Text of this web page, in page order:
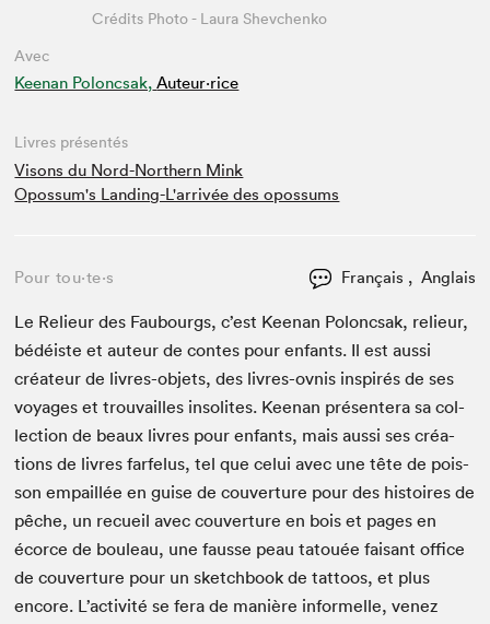
Avec
Keenan Poloncsak, Auteur·rice
Crédits Photo - Laura Shevchenko
Livres présentés
Visons du Nord-Northern Mink
Opossum's Landing-L'arrivée des opossums
Pour tou⋅te⋅s Français , Anglais
Le Relieur des Faubourgs, c’est Keenan Polonc­sak, relieur,
bédéiste et auteur de con­tes pour enfants. Il est aus­si
créa­teur de livres-objets, des livres-ovnis inspirés de ses
voy­ages et trou­vailles inso­lites. Keenan présen­tera sa col­
lec­tion de beaux livres pour enfants, mais aus­si ses créa­
tions de livres far­felus, tel que celui avec une tête de pois­
son empail­lée en guise de cou­ver­ture pour des his­toires de
pêche, un recueil avec cou­ver­ture en bois et pages en
écorce de bouleau, une fausse peau tatouée faisant office
de cou­ver­ture pour un sketch­book de tat­toos, et plus
encore. L’ac­tiv­ité se fera de manière informelle, venez